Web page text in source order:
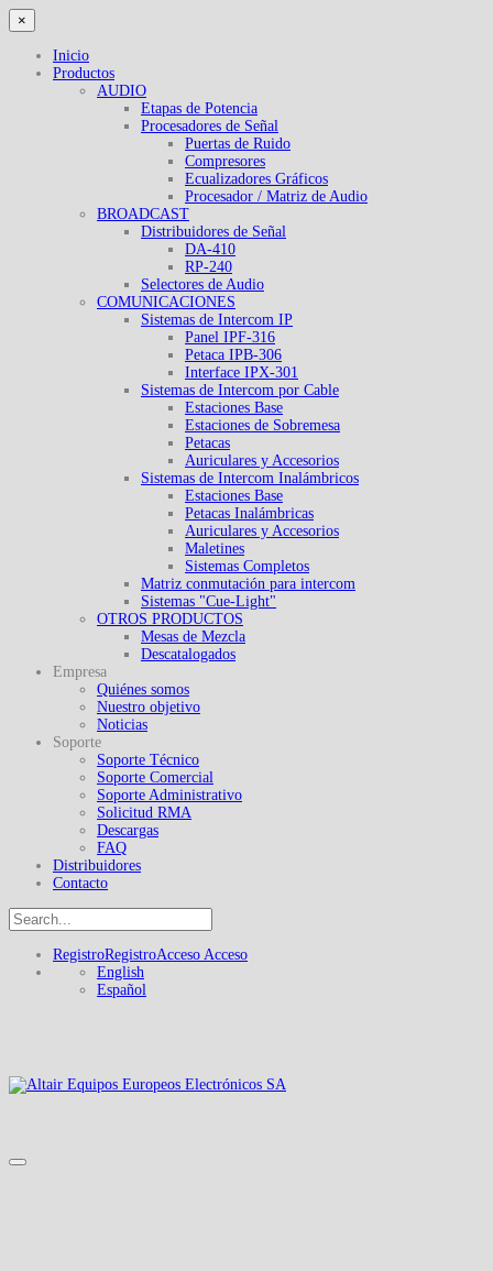
×
Inicio
Productos
AUDIO
Etapas de Potencia
Procesadores de Señal
Puertas de Ruido
Compresores
Ecualizadores Gráficos
Procesador / Matriz de Audio
BROADCAST
Distribuidores de Señal
DA-410
RP-240
Selectores de Audio
COMUNICACIONES
Sistemas de Intercom IP
Panel IPF-316
Petaca IPB-306
Interface IPX-301
Sistemas de Intercom por Cable
Estaciones Base
Estaciones de Sobremesa
Petacas
Auriculares y Accesorios
Sistemas de Intercom Inalámbricos
Estaciones Base
Petacas Inalámbricas
Auriculares y Accesorios
Maletines
Sistemas Completos
Matriz conmutación para intercom
Sistemas "Cue-Light"
OTROS PRODUCTOS
Mesas de Mezcla
Descatalogados
Empresa
Quiénes somos
Nuestro objetivo
Noticias
Soporte
Soporte Técnico
Soporte Comercial
Soporte Administrativo
Solicitud RMA
Descargas
FAQ
Distribuidores
Contacto
RegistroRegistroAcceso Acceso
English
Español